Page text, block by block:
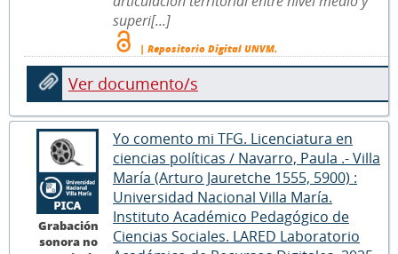
superi[...]
| Repositorio Digital UNVM.
Ver documento/s
Grabación
sonora no
Yo comento mi TFG. Licenciatura en
ciencias políticas / Navarro, Paula .- Villa
María (Arturo Jauretche 1555, 5900) :
Universidad Nacional Villa María.
Instituto Académico Pedagógico de
Ciencias Sociales. LARED Laboratorio